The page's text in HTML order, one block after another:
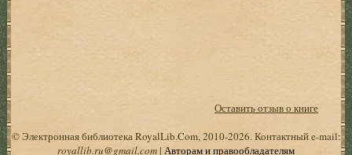
Оставить отзыв о книге
© Электронная библиотека RoyalLib.Com, 2010-2026. Контактный e-mail:
royallib.ru@gmail.com| Авторам и правообладателям